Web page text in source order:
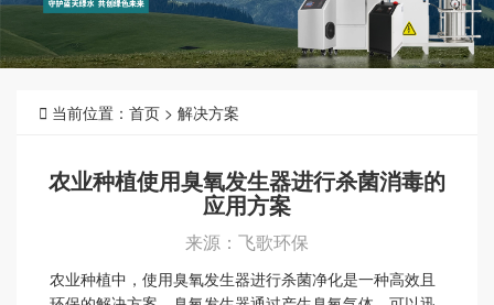
 当前位置： 首页 > 解决方案
农业种植使用臭氧发生器进行杀菌消毒的
应用方案
来源：飞歌环保
农业种植中，使用臭氧发生器进行杀菌净化是一种高效且